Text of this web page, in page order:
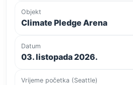
Objekt
Climate Pledge Arena
Datum
03. listopada 2026.
Vrijeme početka (Seattle)